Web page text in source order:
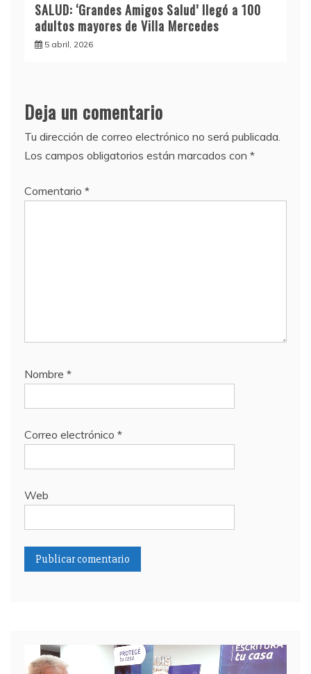
SALUD: ‘Grandes Amigos Salud’ llegó a 100
adultos mayores de Villa Mercedes
5 abril, 2026
Deja un comentario
Tu dirección de correo electrónico no será publicada.
Los campos obligatorios están marcados con *
Comentario *
Nombre *
Correo electrónico *
Web
Reproductor